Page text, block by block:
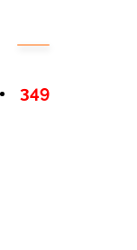
349